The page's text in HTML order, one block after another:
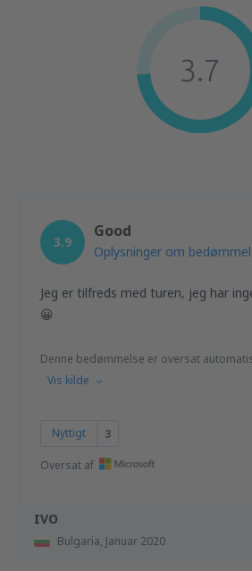
3.7
IVO
Bulgaria, Januar 2020
3.9
Good
Oplysninger om
Jeg er tilfreds med turen, jeg har
😀
Denne bedømmelse er oversat
Vis kilde
Nyttigt 3
Oversat af